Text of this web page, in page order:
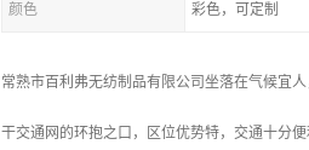
颜色 彩色，可定制
常熟市百利弗无纺制品有限公司坐落在气候宜
干交通网的环抱之口，区位优势特，交通十分便